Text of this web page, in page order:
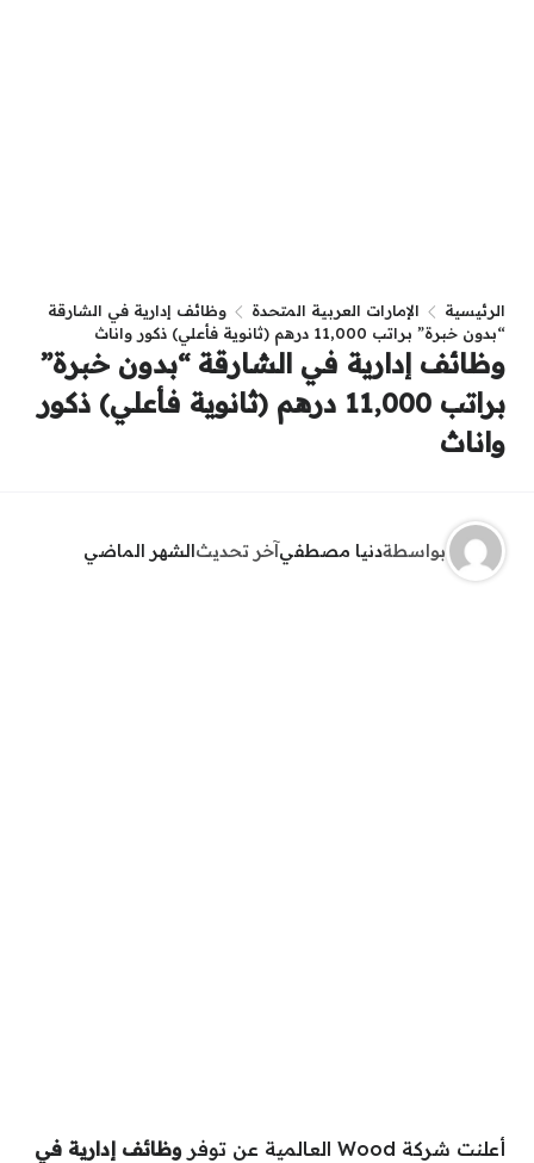
الرئيسية الإمارات العربية المتحدة
وظائف إدارية في الشارقة
“بدون خبرة” براتب 11,000 درهم (ثانوية فأعلي) ذكور واناث
وظائف إدارية في الشارقة “بدون خبرة”
براتب 11,000 درهم (ثانوية فأعلي) ذكور
واناث
بواسطةدنيا مصطفيآخر تحديثالشهر الماضي
أعلنت شركة Wood العالمية عن توفر
وظائف إدارية في